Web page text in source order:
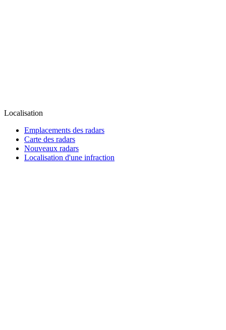
Localisation
Emplacements des radars
Carte des radars
Nouveaux radars
Localisation d'une infraction